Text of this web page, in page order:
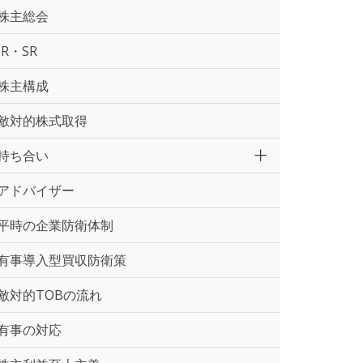
主総会
・SR
主構成
対的株式取得
ち合い
ドバイザー
時の企業防衛体制
事導入型買収防衛策
対的TOBの流れ
事の対応